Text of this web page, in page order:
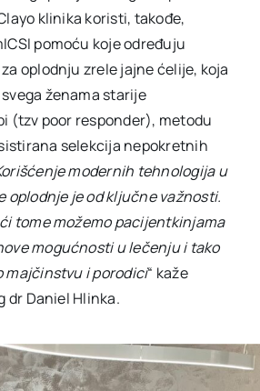
klinika koristi, takođe,
pomoću koje određuju
oplodnju zrele jajne ćelije, koja
ženama starije
(tzv poor responder), metodu
selekcija nepokretnih
modernih tehnologija u
oplodnje je od ključne važnosti.
tome možemo pacijentkinjama
mogućnosti u lečenju i tako
majčinstvu i porodici“ kaže
dr Daniel Hlinka.